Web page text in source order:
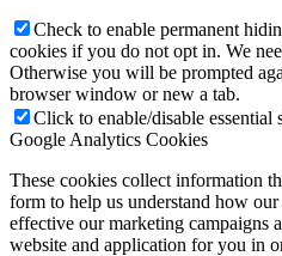
Check to enable permanent
cookies if you do not opt in. We
Otherwise you will be prompted
browser window or new a tab.
Click to enable/disable essential
Google Analytics Cookies
These cookies collect information
form to help us understand how
effective our marketing campaigns
website and application for you in